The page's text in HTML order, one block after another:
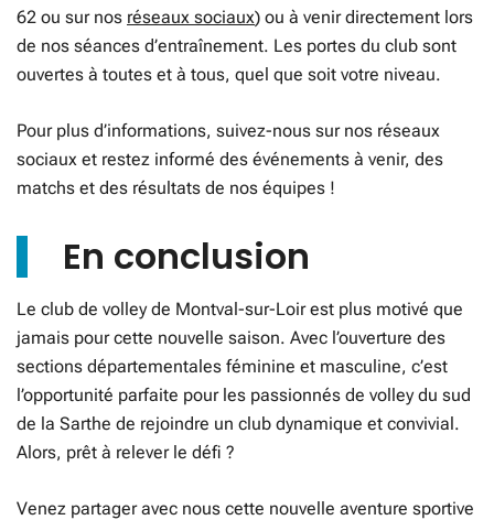
62 ou sur nos réseaux sociaux) ou à venir directement lors
de nos séances d’entraînement. Les portes du club sont
ouvertes à toutes et à tous, quel que soit votre niveau.
Pour plus d’informations, suivez-nous sur nos réseaux
sociaux et restez informé des événements à venir, des
matchs et des résultats de nos équipes !
En conclusion
Le club de volley de Montval-sur-Loir est plus motivé que
jamais pour cette nouvelle saison. Avec l’ouverture des
sections départementales féminine et masculine, c’est
l’opportunité parfaite pour les passionnés de volley du sud
de la Sarthe de rejoindre un club dynamique et convivial.
Alors, prêt à relever le défi ?
Venez partager avec nous cette nouvelle aventure sportive